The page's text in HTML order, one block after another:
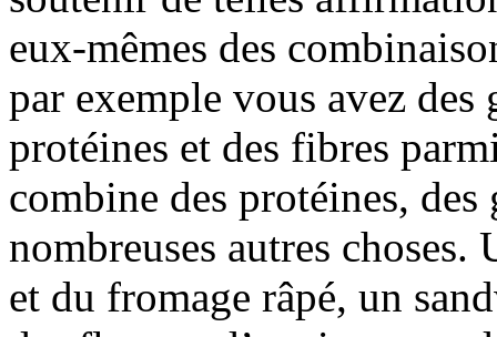
eux-mêmes des
par exemple vous avez des
protéines et des fibres
combine des protéines,
nombreuses autres
et du fromage râpé, un